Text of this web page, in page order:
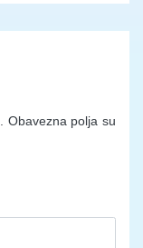
Obavezna polja su